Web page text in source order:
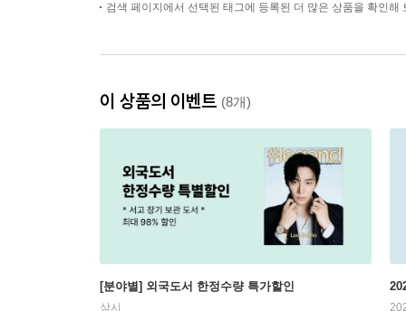
검색 페이지에서 선택된 태그에 등록된 더 많은 상품을 확인해
이 상품의 이벤트 (8개)
[분야별] 외국도서 한정수량 특가할인
상시